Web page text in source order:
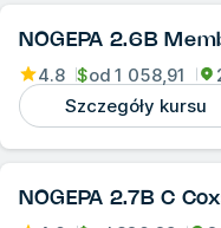
NOGEPA 2.6B
4.8 $od 1 058,91
Szczegóły kursu
NOGEPA 2.7B C